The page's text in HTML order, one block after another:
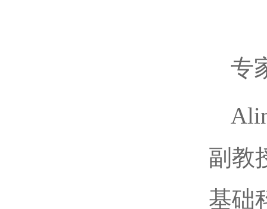
专
副教
基础